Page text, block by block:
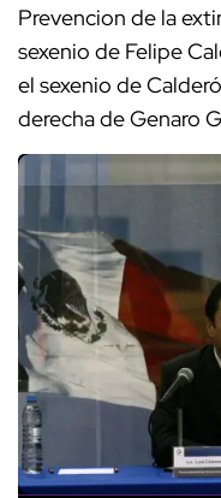
Prevencion de la
sexenio de Felipe
el sexenio de
derecha de Genaro